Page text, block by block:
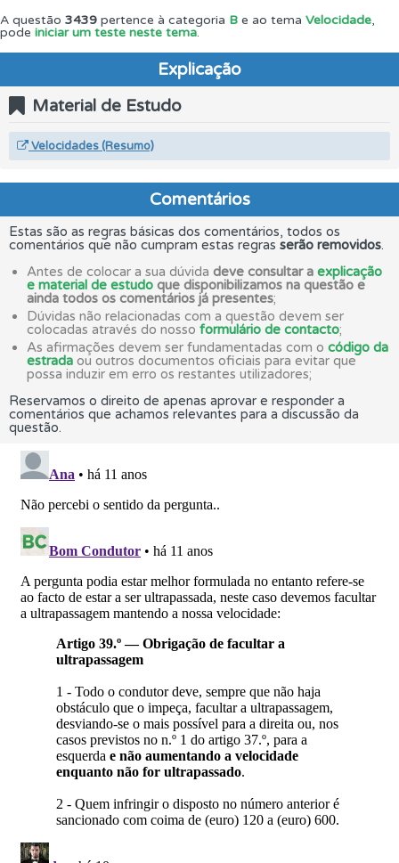
A questão 3439 pertence à categoria B e ao tema Velocidade,
pode iniciar um teste neste tema.
Explicação
Material de Estudo
Velocidades (Resumo)
Comentários
Estas são as regras básicas dos comentários, todos os
comentários que não cumpram estas regras serão removidos.
Antes de colocar a sua dúvida deve consultar a explicação
e material de estudo que disponibilizamos na questão e
ainda todos os comentários já presentes;
Dúvidas não relacionadas com a questão devem ser
colocadas através do nosso formulário de contacto;
As afirmações devem ser fundamentadas com o código da
estrada ou outros documentos oficiais para evitar que
possa induzir em erro os restantes utilizadores;
Reservamos o direito de apenas aprovar e responder a
comentários que achamos relevantes para a discussão da
questão.